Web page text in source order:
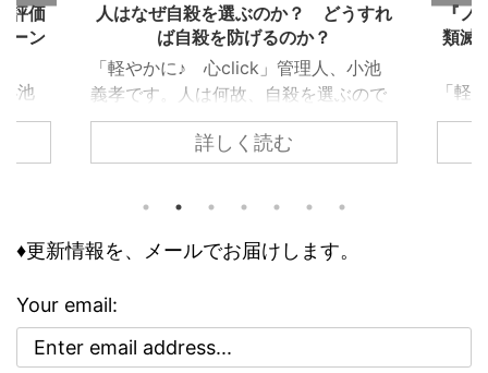
すれ
ので
まれ
て知
、ど
の精
周囲
『ノストラダムスの大予言』にある人
類滅亡は、なぜ信じられ、エンタメ化
したのか？
「軽やかに♪ 心click」管理人、小池
義孝です。今回は、子供の頃にあった
『ノストラダムスの大予言』につい
て、お話しします。 子供の頃、ノス
怖れ、その恐怖と不安が日常に溶け込
でした。 けれどもそこには、人類滅
亡シナリオをエンタメとして楽しむ、
奇妙な空気も存在していました。 ノ
詳しく読む
怒
義
い
合
♦更新情報を、メールでお届けします。
Your email: